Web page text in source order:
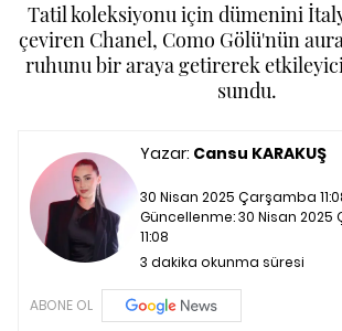
Tatil koleksiyonu için dümenini
çeviren Chanel, Como Gölü'nün
ruhunu bir araya getirerek
sundu.
Yazar: Cansu KARAKUŞ
30 Nisan 2025 Çarşamba
Güncellenme:30 Nisan
11:08
3 dakika okunma süresi
ABONE OL